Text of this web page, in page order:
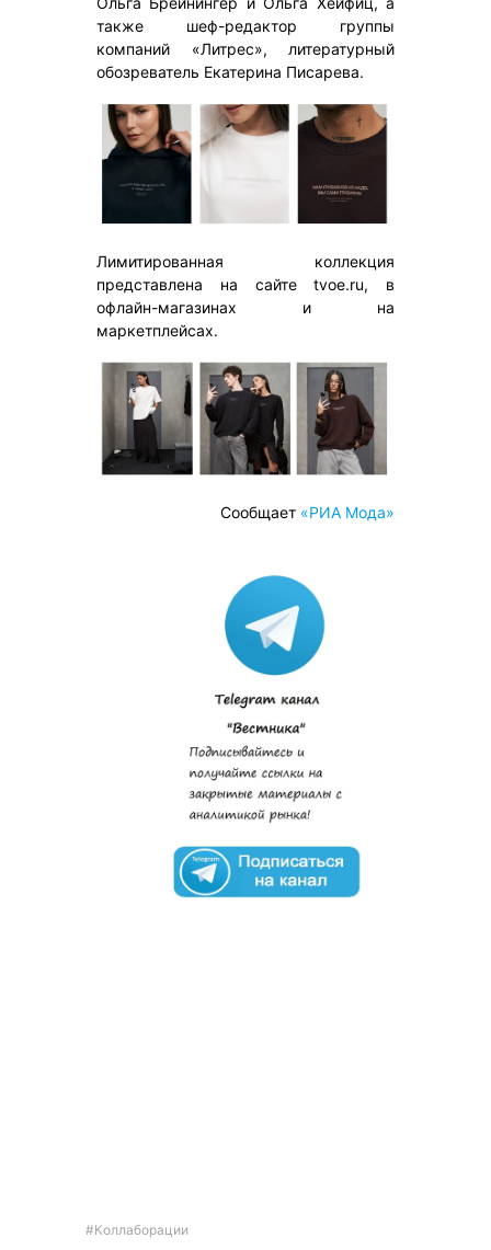
также шеф-редактор группы
компаний «Литрес», литературный
обозреватель Екатерина Писарева.
Лимитированная коллекция
представлена на сайте tvoe.ru, в
офлайн-магазинах и на
маркетплейсах.
Сообщает «РИА Мода»
#Коллаборации